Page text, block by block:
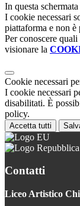
In questa
I cookie necessari
piattaforma e non
Per conoscere
visionare la
Cookie necessari
I cookie necessari
disabilitati. È
policy.
Accetta tutti
Contatti
Liceo Artistico